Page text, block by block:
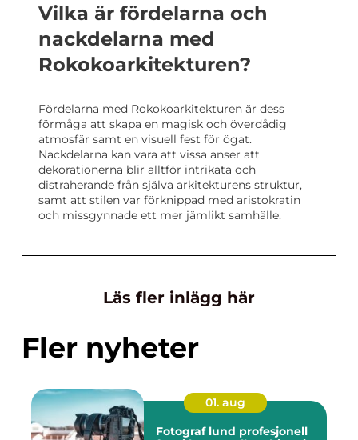
Vilka är fördelarna och
nackdelarna med
Rokokoarkitekturen?
Fördelarna med Rokokoarkitekturen är dess
förmåga att skapa en magisk och överdådig
atmosfär samt en visuell fest för ögat.
Nackdelarna kan vara att vissa anser att
dekorationerna blir alltför intrikata och
distraherande från själva arkitekturens struktur,
samt att stilen var förknippad med aristokratin
och missgynnade ett mer jämlikt samhälle.
Läs fler inlägg här
Fler nyheter
01. aug
Fotograf lund profesjonell